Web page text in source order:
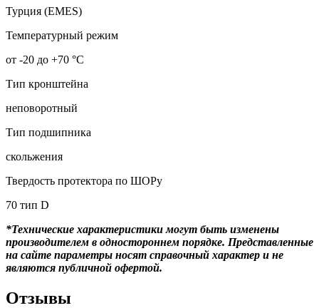
Турция (EMES)
Температурный режим
от -20 до +70 °С
Тип кронштейна
неповоротный
Тип подшипника
скольжения
Твердость протектора по ШОРу
70 тип D
*Технические характеристики могут быть изменены
производителем в одностороннем порядке. Представленные
на сайте параметры носят справочный характер и не
являются публичной офертой.
Отзывы